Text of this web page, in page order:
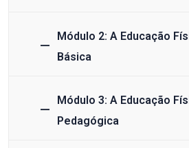
Módulo 2: A Educação
Básica
Módulo 3: A Educação
Pedagógica